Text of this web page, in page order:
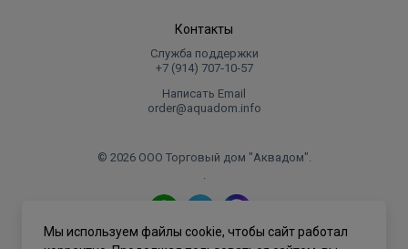
Контакты
Служба поддержки
+7 (914) 707‑10‑57
Написать Email
order@aquadom.info
© 2026 ООО Торговый дом "Аквадом".
.
Политика конфиденциальности
Мы используем файлы cookie, чтобы сайт работал